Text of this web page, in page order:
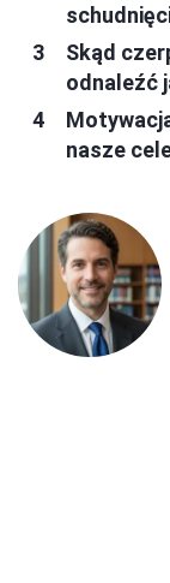
Skąd
odnaleźć
nasze